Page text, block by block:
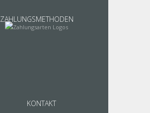
ZAHLUNGSMETHODEN
KONTAKT